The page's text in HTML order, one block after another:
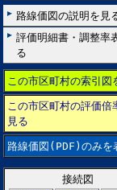
路線価図の説明を見
評価明細書・調整率
る
この市区町村の索引図
この市区町村の評価倍
見る
路線価図(PDF)のみを
接続図